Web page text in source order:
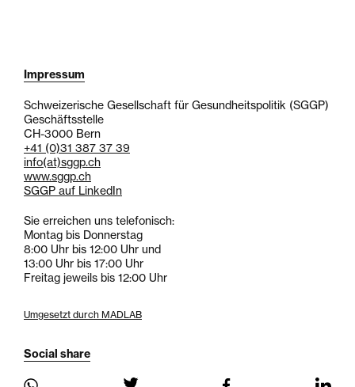
Impressum
Schweizerische Gesellschaft für Gesundheitspolitik (SGGP)
Geschäftsstelle
CH-3000 Bern
+41 (0)31 387 37 39
info(at)sggp.ch
www.sggp.ch
SGGP auf LinkedIn
Sie erreichen uns telefonisch:
Montag bis Donnerstag
8:00 Uhr bis 12:00 Uhr und
13:00 Uhr bis 17:00 Uhr
Freitag jeweils bis 12:00 Uhr
Umgesetzt durch MADLAB
Social share